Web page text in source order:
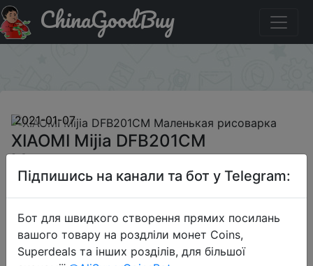
Придбати по знижці BGCOMK290 XIAOMI Mijia
DFB201CM Маленькая рисоварка
ChinaGoodBuy
2021-01-07
XIAOMI Mijia DFB201CM
Маленькая рисоварка
$79.99
Підпишись на канали та бот у Telegram:
Бот для швидкого створення прямих посилань
вашого товару на роздліли монет Coins,
Superdeals та інших розділів, для більшої